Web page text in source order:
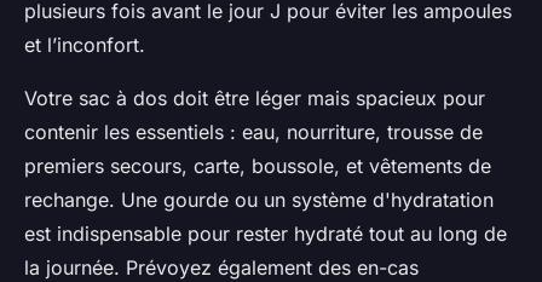
plusieurs fois avant le jour J pour éviter les ampoules
et l’inconfort.
Votre sac à dos doit être léger mais spacieux pour
contenir les essentiels : eau, nourriture, trousse de
premiers secours, carte, boussole, et vêtements de
rechange. Une gourde ou un système d'hydratation
est indispensable pour rester hydraté tout au long de
la journée. Prévoyez également des en-cas